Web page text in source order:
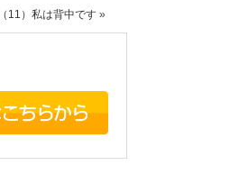
11）私は背中です»